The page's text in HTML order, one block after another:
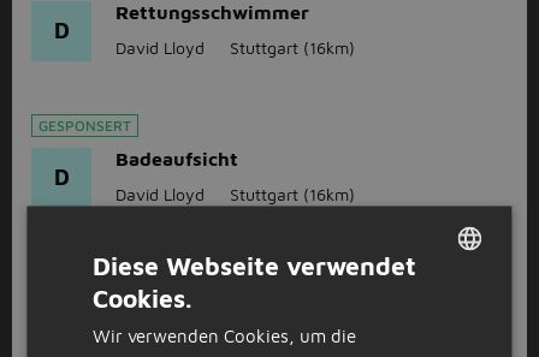
D
Rettungsschwimmer
David Lloyd Stuttgart (16km)
GESPONSERT
D
Badeaufsicht
David Lloyd Stuttgart (16km)
GESPONSERT
Activities Manager (m/w/d)
David Lloyd Stuttgart (16km)
Diese Webseite verwendet
Cookies.
Wir verwenden Cookies, um die